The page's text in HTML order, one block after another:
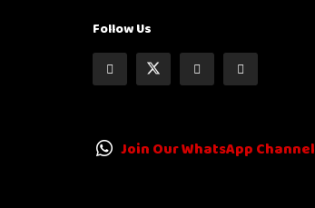
Follow Us
Join Our WhatsApp Channel